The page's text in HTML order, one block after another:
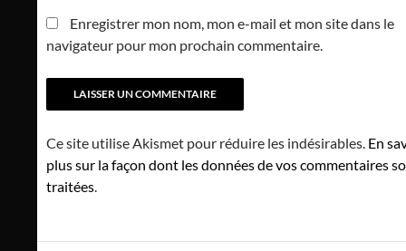
Enregistrer mon nom, mon e-mail et mon site dans le
navigateur pour mon prochain commentaire.
Ce site utilise Akismet pour réduire les indésirables. En
plus sur la façon dont les données de vos commentaires
traitées.